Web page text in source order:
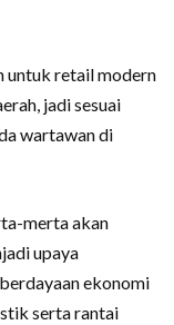
untuk retail modern
jadi sesuai
wartawan di
merta akan
upaya
ekonomi
serta rantai